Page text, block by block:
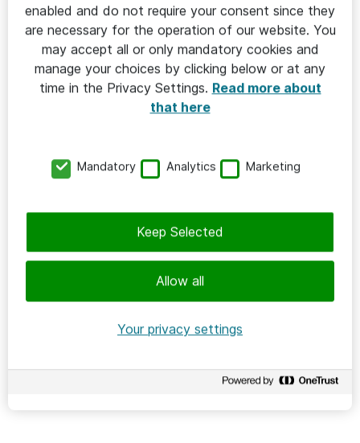
hållbar it-utveckling
Parkdalaskolan
Ökad insyn gjorde livscykelhanteringen
av digitala enheter mer effektiv
enabled and do not require your consent since they
are necessary for the operation of our website. You
may accept all or only mandatory cookies and
manage your choices by clicking below or at any
time in the Privacy Settings. Read more about
that here
Mandatory Analytics Marketing
Allow all
Keep Selected
Your privacy settings